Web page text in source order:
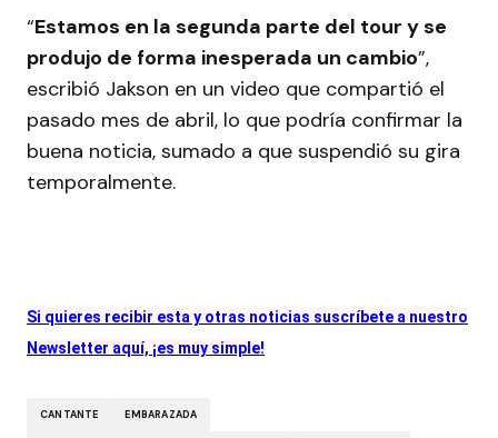
“Estamos en la segunda parte del tour y se
produjo de forma inesperada un cambio”,
escribió Jakson en un video que compartió el
pasado mes de abril, lo que podría confirmar la
buena noticia, sumado a que suspendió su gira
temporalmente.
Si quieres recibir esta y otras noticias suscríbete a nuestro
Newsletter aquí, ¡es muy simple!
CANTANTE EMBARAZADA